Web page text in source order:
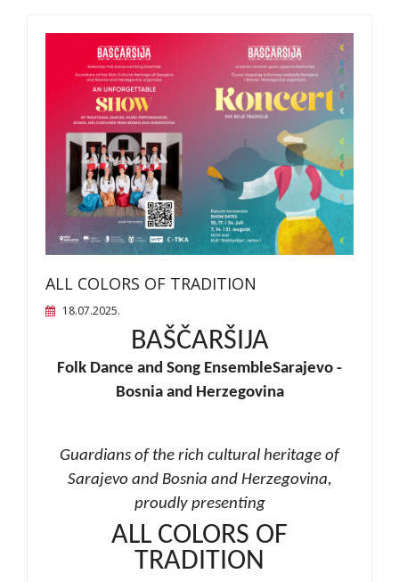
ALL COLORS OF TRADITION
18.07.2025.
BAŠČARŠIJA
Folk Dance and Song EnsembleSarajevo -
Bosnia and Herzegovina
Guardians of the rich cultural heritage of
Sarajevo and Bosnia and Herzegovina,
proudly presenting
ALL COLORS OF
TRADITION